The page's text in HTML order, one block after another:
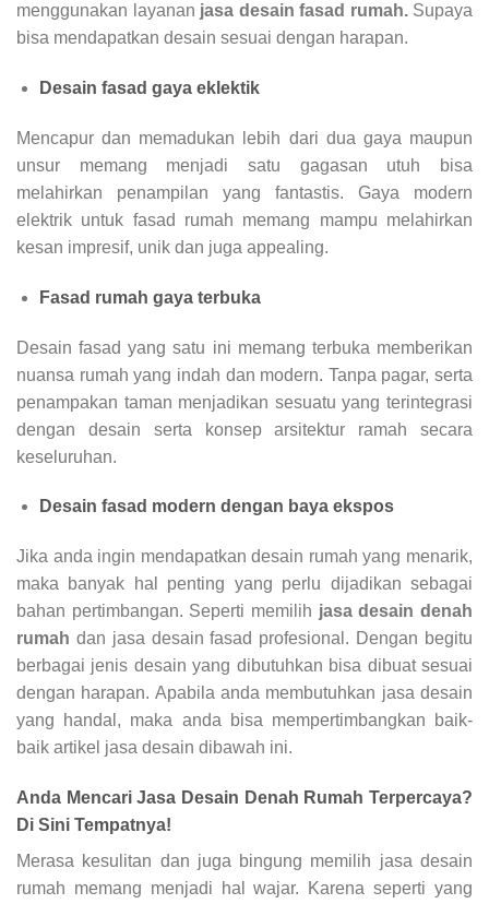
menggunakan layanan jasa desain fasad rumah. Supaya
bisa mendapatkan desain sesuai dengan harapan.
Desain fasad gaya eklektik
Mencapur dan memadukan lebih dari dua gaya maupun
unsur memang menjadi satu gagasan utuh bisa
melahirkan penampilan yang fantastis. Gaya modern
elektrik untuk fasad rumah memang mampu melahirkan
kesan impresif, unik dan juga appealing.
Fasad rumah gaya terbuka
Desain fasad yang satu ini memang terbuka memberikan
nuansa rumah yang indah dan modern. Tanpa pagar, serta
penampakan taman menjadikan sesuatu yang terintegrasi
dengan desain serta konsep arsitektur ramah secara
keseluruhan.
Desain fasad modern dengan baya ekspos
Jika anda ingin mendapatkan desain rumah yang menarik,
maka banyak hal penting yang perlu dijadikan sebagai
bahan pertimbangan. Seperti memilih jasa desain denah
rumah dan jasa desain fasad profesional. Dengan begitu
berbagai jenis desain yang dibutuhkan bisa dibuat sesuai
dengan harapan. Apabila anda membutuhkan jasa desain
yang handal, maka anda bisa mempertimbangkan baik-
baik artikel jasa desain dibawah ini.
Anda MencariJasa Desain Denah Rumah Terpercaya?
Di Sini Tempatnya!
Merasa kesulitan dan juga bingung memilih jasa desain
rumah memang menjadi hal wajar. Karena seperti yang